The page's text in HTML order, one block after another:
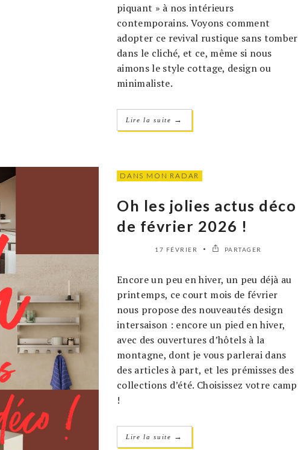
piquant » à nos intérieurs
contemporains. Voyons comment
adopter ce revival rustique sans tomber
dans le cliché, et ce, même si nous
aimons le style cottage, design ou
minimaliste.
Lire la suite →
DANS MON RADAR
Oh les jolies actus déco
de février 2026 !
17 FÉVRIER PARTAGER
Encore un peu en hiver, un peu déjà au
printemps, ce court mois de février
nous propose des nouveautés design
intersaison : encore un pied en hiver,
avec des ouvertures d’hôtels à la
montagne, dont je vous parlerai dans
des articles à part, et les prémisses des
collections d’été. Choisissez votre camp
!
Lire la suite →